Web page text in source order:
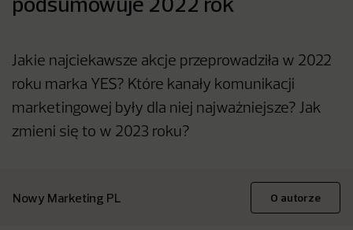
Jakie najciekawsze akcje przeprowadziła w 2022
roku marka YES? Które kanały komunikacji
marketingowej były dla niej najważniejsze? Jak
zmieni się to w 2023 roku?
Nowy Marketing PL O autorze